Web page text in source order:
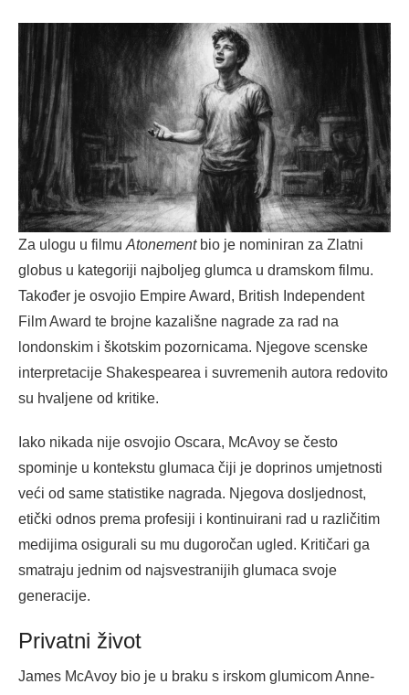
Za ulogu u filmuAtonementbio je nominiran za Zlatni
globus u kategoriji najboljeg glumca u dramskom filmu.
Također je osvojio Empire Award, British Independent
Film Award te brojne kazališne nagrade za rad na
londonskim i škotskim pozornicama. Njegove scenske
interpretacije Shakespearea i suvremenih autora redovito
su hvaljene od kritike.
Iako nikada nije osvojio Oscara, McAvoy se često
spominje u kontekstu glumaca čiji je doprinos umjetnosti
veći od same statistike nagrada. Njegova dosljednost,
etički odnos prema profesiji i kontinuirani rad u različitim
medijima osigurali su mu dugoročan ugled. Kritičari ga
smatraju jednim od najsvestranijih glumaca svoje
generacije.
Privatni život
James McAvoy bio je u braku s irskom glumicom Anne-